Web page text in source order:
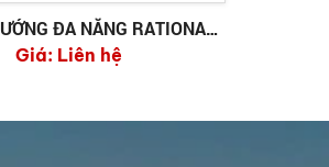
ĐA NĂNG RATIONAL
ICC 10-1/1E
Giá: Liên hệ